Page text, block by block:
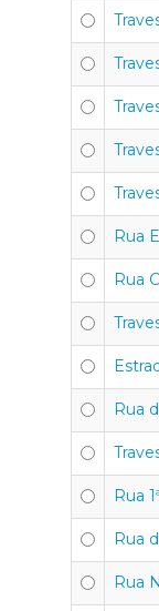
Rua
Rua
Rua
Rua
Rua
Rua